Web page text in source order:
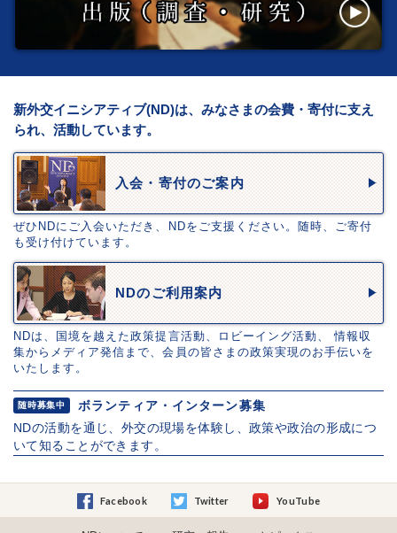
新外交イニシアティブ(ND)は、みなさまの会費・寄付に支え
られ、活動しています。
入会・寄付のご案内
ぜひNDにご入会いただき、NDをご支援ください。随時、ご寄付
も受け付けています。
NDのご利用案内
NDは、国境を越えた政策提言活動、ロビーイング活動、 情報収
集からメディア発信まで、会員の皆さまの政策実現のお手伝いを
いたします。
随時募集中
ボランティア・インターン募集
NDの活動を通じ、外交の現場を体験し、政策や政治の形成につ
いて知ることができます。
Facebook Twitter YouTube